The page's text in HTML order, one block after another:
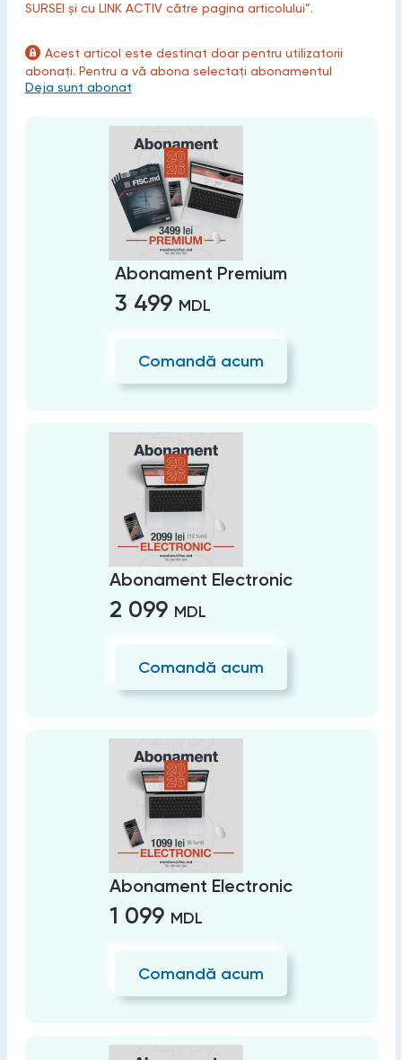
SURSEI și cu LINK ACTIV către pagina articolului”.
Acest articol este destinat doar pentru utilizatorii
abonați. Pentru a vă abona selectați abonamentul
Deja sunt abonat
Abonament Premium
3 499 MDL
Comandă acum
Abonament Electronic
2 099 MDL
Comandă acum
Abonament Electronic
1 099 MDL
Comandă acum